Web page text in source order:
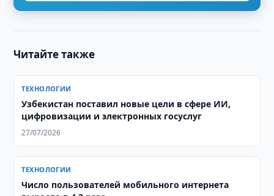
Читайте также
ТЕХНОЛОГИИ
Узбекистан поставил новые цели в сфере ИИ,
цифровизации и электронных госуслуг
27/07/2026
ТЕХНОЛОГИИ
Число пользователей мобильного интернета